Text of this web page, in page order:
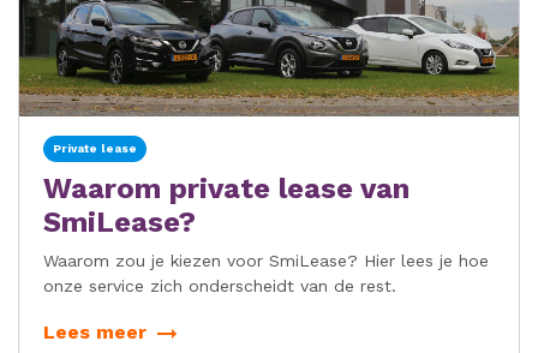
Private lease
Waarom private lease van
SmiLease?
Waarom zou je kiezen voor SmiLease? Hier lees je hoe
onze service zich onderscheidt van de rest.
Lees meer